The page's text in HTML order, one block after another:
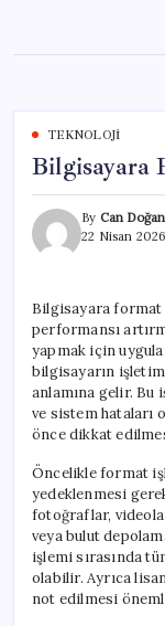
content
TEKNOLOJI
Bilgisayara
By Can Doğan
22 Nisan 2026
Bilgisayara format
performansı
yapmak için
bilgisayarın
anlamına gelir.
ve sistem hataları
önce dikkat
Öncelikle format
yedeklenmesi
fotoğraflar,
veya bulut
işlemi sırasında
olabilir. Ayrıca
not edilmesi